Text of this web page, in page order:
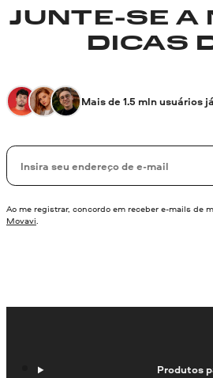
JUNTE-SE A
DICAS
Mais de 1.5 mln usuários
Seu e-mail
Ao me registrar, concordo em receber e-mails de
Movavi.
Produtos